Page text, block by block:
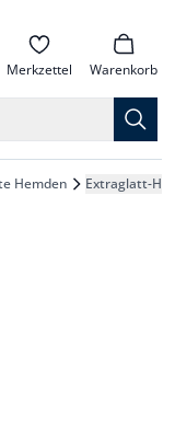
Merkzettel Warenkorb
Hemden Extraglatt-